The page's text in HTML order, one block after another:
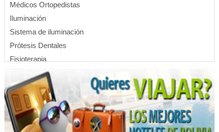
Médicos Ortopedistas
Iluminación
Sistema de iluminación
Prótesis Dentales
Fisioterapia
Kinesiología
Salud Integral
Peluquerías
Médicos Otorrinolaringólogos
Rinoplastia